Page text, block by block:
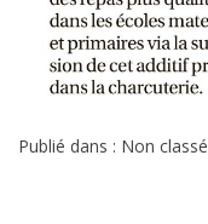
Publié dans : Non classé